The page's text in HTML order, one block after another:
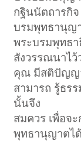
กฐินนัตถารกิ
บรมพุทธานุญ
พระบรมพุทธา
สังวรรณนาไ
คุณ มีสติปัญญ
สามารถ รู้ธร
นั้นจึง
สมควร เพื่อจ
พุทธานุญาตได้